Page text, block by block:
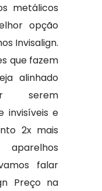
metálicos
opção
Invisalign.
que fazem
alinhado
serem
invisíveis e
2x mais
falar
Preço na